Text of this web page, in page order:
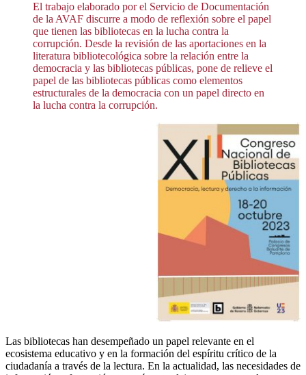
El trabajo elaborado por el Servicio de Documentación
de la AVAF discurre a modo de reflexión sobre el papel
que tienen las bibliotecas en la lucha contra la
corrupción. Desde la revisión de las aportaciones en la
literatura bibliotecológica sobre la relación entre la
democracia y las bibliotecas públicas, pone de relieve el
papel de las bibliotecas públicas como elementos
estructurales de la democracia con un papel directo en
la lucha contra la corrupción.
Las bibliotecas han desempeñado un papel relevante en el
ecosistema educativo y en la formación del espíritu crítico de la
ciudadanía a través de la lectura. En la actualidad, las necesidades de